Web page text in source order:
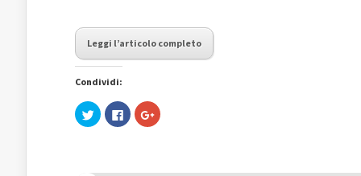
Leggi l’articolo completo
Condividi:
Fai
clic
Fai
clic
Fai
clic